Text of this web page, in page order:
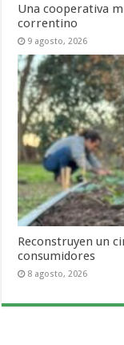
Una cooperativa
correntino
9 agosto, 2026
Reconstruyen un
consumidores
8 agosto, 2026